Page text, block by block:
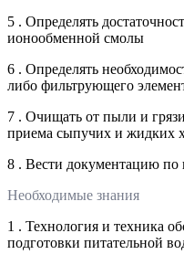
5 . Определять
ионообменной смолы
6 . Определять
либо фильтрующего
7 . Очищать от пыли и
приема сыпучих и жидких
8 . Вести документацию по
Необходимые знания
1 . Технология и техника
подготовки питательной